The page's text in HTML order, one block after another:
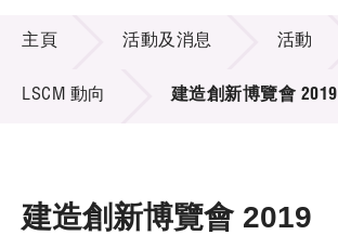
技術商品化
項目及資助計劃
活動及消息
活動及消息
主頁 活動及消息 活動
LSCM 動向 建造創新博覽會 2019
建造創新博覽會 2019